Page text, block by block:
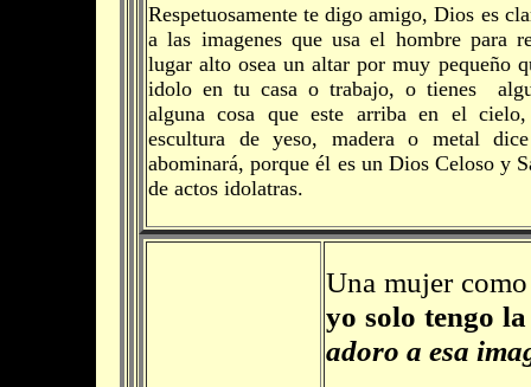
Respetuosamente te digo amigo, Dios es
a las imagenes que usa el hombre para
lugar alto osea un altar por muy pequeño
idolo en tu casa o trabajo, o tienes
alguna cosa que este arriba en el
escultura de yeso, madera o metal
abominará, porque él es un Dios Celoso y
de actos idolatras.
Una mujer
yo solo tengo
adoro a esa